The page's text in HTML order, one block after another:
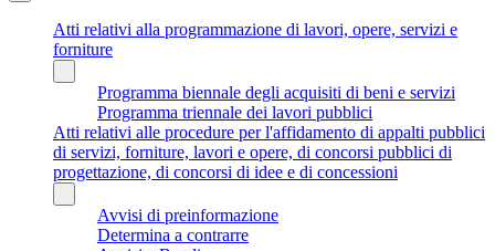
Atti relativi alla programmazione di lavori, opere, servizi e
forniture
Programma biennale degli acquisiti di beni e servizi
Programma triennale dei lavori pubblici
Atti relativi alle procedure per l'affidamento di appalti pubblici
di servizi, forniture, lavori e opere, di concorsi pubblici di
progettazione, di concorsi di idee e di concessioni
Avvisi di preinformazione
Determina a contrarre